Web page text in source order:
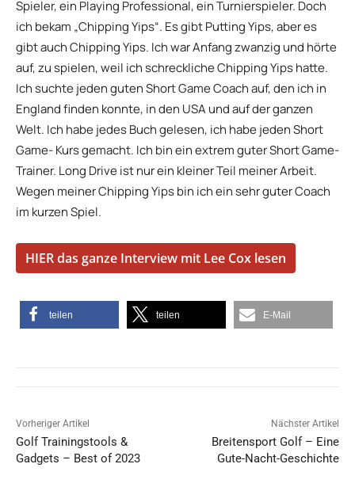
Spieler, ein Playing Professional, ein Turnierspieler. Doch
ich bekam „Chipping Yips“. Es gibt Putting Yips, aber es
gibt auch Chipping Yips. Ich war Anfang zwanzig und hörte
auf, zu spielen, weil ich schreckliche Chipping Yips hatte.
Ich suchte jeden guten Short Game Coach auf, den ich in
England finden konnte, in den USA und auf der ganzen
Welt. Ich habe jedes Buch gelesen, ich habe jeden Short
Game- Kurs gemacht. Ich bin ein extrem guter Short Game-
Trainer. Long Drive ist nur ein kleiner Teil meiner Arbeit.
Wegen meiner Chipping Yips bin ich ein sehr guter Coach
im kurzen Spiel.
HIER das ganze Interview mit Lee Cox lesen
teilen teilen E-Mail
Vorheriger Artikel
Golf Trainingstools &
Gadgets – Best of 2023
Nächster Artikel
Breitensport Golf – Eine
Gute-Nacht-Geschichte